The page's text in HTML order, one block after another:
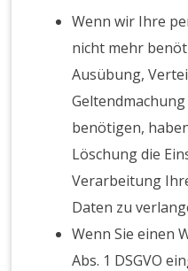
Wenn wir Ihre
nicht mehr
Ausübung,
benötigen,
Löschung die
Verarbeitung
Daten zu
Wenn Sie einen
Abs. 1 DSGVO